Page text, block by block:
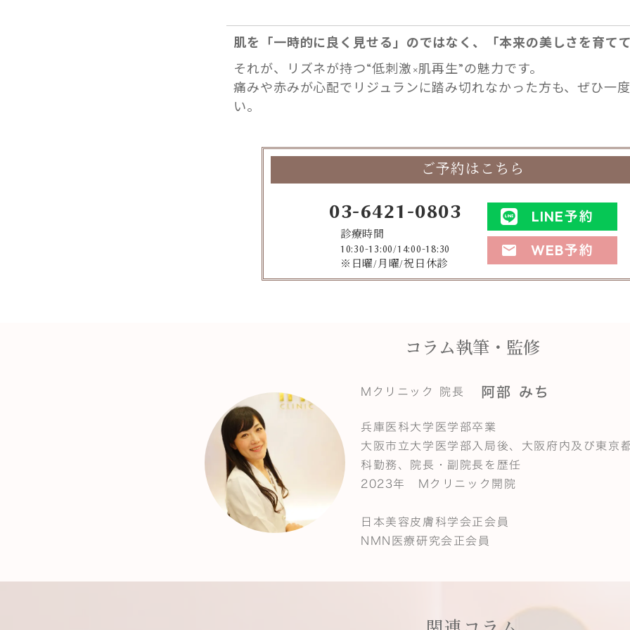
肌を「一時的に良く見せる」のではなく、「本来の美しさを育てて
それが、リズネが持つ“低刺激×肌再生”の魅力です。
痛みや赤みが心配でリジュランに踏み切れなかった方も、ぜひ一
い。
ご予約はこちら
03-6421-0803
診療時間
10:30-13:00/14:00-18:30
※日曜/月曜/祝日休診
LINE予約
mail WEB予約
コラム執筆・監修
Mクリニック 院長 阿部 みち
兵庫医科大学医学部卒業
大阪市立大学医学部入局後、大阪府内及び東京
科勤務、院長・副院長を歴任
2023年 Mクリニック開院
日本美容皮膚科学会正会員
NMN医療研究会正会員